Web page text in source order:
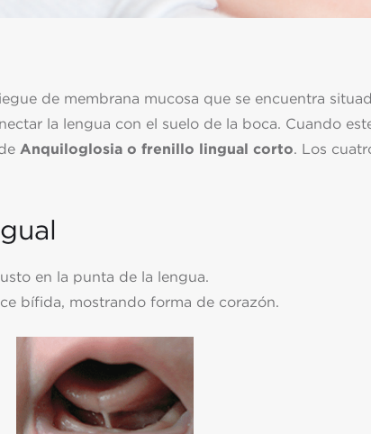
de membrana mucosa que se encuentra
la lengua con el suelo de la boca. Cuando
Anquiloglosia o frenillo lingual corto. Los
en la punta de la lengua.
bífida, mostrando forma de corazón.